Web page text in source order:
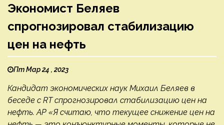
Экономист Беляев
спрогнозировал стабилизацию
цен на нефть
Пт Мар 24 , 2023
Кандидат экономических наук Михаил Беляев в
беседе с RT спрогнозировал стабилизацию цен на
нефть. AP «Я считаю, что текущее снижение цен на